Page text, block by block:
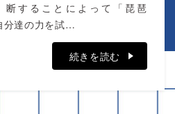
断することによって「琵琶
分達の力を試…
続きを読む